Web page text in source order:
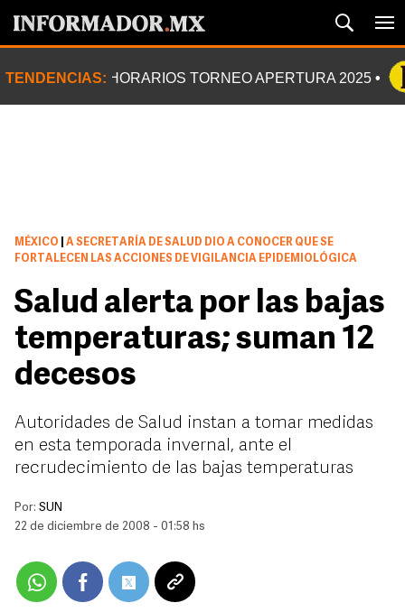
TENDENCIAS: HORARIOS TORNEO APERTURA 2025
MÉXICO
A SECRETARÍA DE SALUD DIO A CONOCER QUE SE
FORTALECEN LAS ACCIONES DE VIGILANCIA EPIDEMIOLÓGICA
Salud alerta por las bajas
temperaturas; suman 12
decesos
Autoridades de Salud instan a tomar medidas
en esta temporada invernal, ante el
recrudecimiento de las bajas temperaturas
Por: SUN
22 de diciembre de 2008 - 01:58 hs